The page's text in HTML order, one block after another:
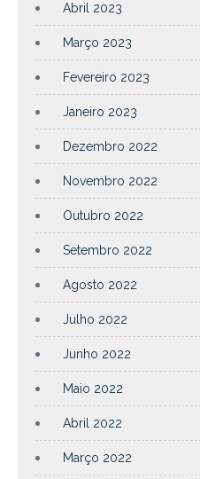
Abril 2023
Março 2023
Fevereiro 2023
Janeiro 2023
Dezembro 2022
Novembro 2022
Outubro 2022
Setembro 2022
Agosto 2022
Julho 2022
Junho 2022
Maio 2022
Abril 2022
Março 2022